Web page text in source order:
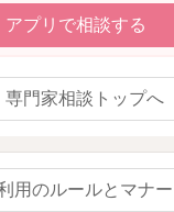
アプリで相談する
門家相談トップへ
用のルールとマナー